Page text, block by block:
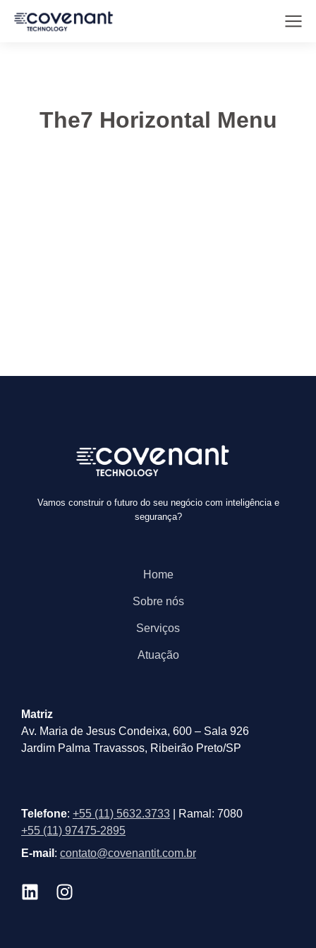
The7 Horizontal Menu
Vamos construir o futuro do seu negócio com inteligência e
segurança?
Home
Sobre nós
Serviços
Atuação
Matriz
Av. Maria de Jesus Condeixa, 600 – Sala 926
Jardim Palma Travassos, Ribeirão Preto/SP
Telefone: +55 (11) 5632.3733 | Ramal: 7080
+55 (11) 97475-2895
E-mail : contato@covenantit.com.br